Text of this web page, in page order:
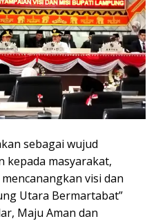
sebagai wujud
kepada masyarakat,
visi dan
Utara Bermartabat”
Maju Aman dan